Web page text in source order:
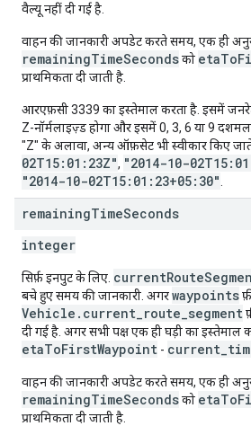
वैल्यू नहीं दी गई है.
वाहन की जानकारी अपडेट करते समय, एक ही
remainingTimeSecondsको
प्राथमिकता दी जाती है.
आरएफ़सी 3339 का इस्तेमाल करता है. इसमें
Z-नॉर्मलाइज़्ड होगा और इसमें 0, 3, 6 या 9
"Z" के अलावा, अन्य ऑफ़सेट भी स्वीकार किए
02T15:01:23Z", "2014-10-
"2014-10-02T15:01:23+05:30"
remainingTimeSeconds
integer
सिर्फ़ इनपुट के लिए.
बचे हुए समय की जानकारी. अगरwaypoints
Vehicle.current_route_segment
दी गई है. अगर सभी पक्ष एक ही घड़ी का इस्तेमाल
etaToFirstWaypoint -
वाहन की जानकारी अपडेट करते समय, एक ही
remainingTimeSecondsको
प्राथमिकता दी जाती है.